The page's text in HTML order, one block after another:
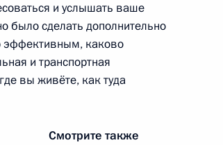
обороной
и услышать ваше
было сделать дополнительно
эффективным, каково
и транспортная
вы живёте, как туда
Смотрите также